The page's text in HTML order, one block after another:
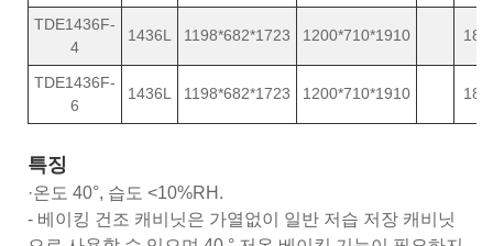
TDE1436F-
4
1436L 1198*682*1723 1200*710*1910 189
TDE1436F-
6
1436L 1198*682*1723 1200*710*1910 189
특징
·온도 40°, 습도 <10%RH.
- 베이킹 건조 캐비닛은 가열없이 일반 저습 저장 캐비닛